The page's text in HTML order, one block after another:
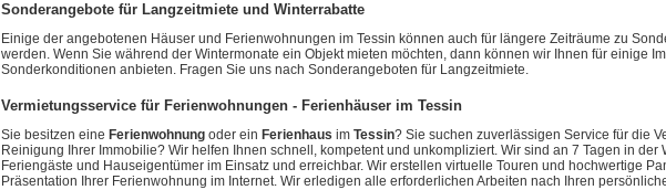
Sonderangebote für Langzeitmiete und Winterrabatte
Einige der angebotenen Häuser und Ferienwohnungen im Tessin können auch für längere Zeiträume zu
werden. Wenn Sie während der Wintermonate ein Objekt mieten möchten, dann können wir Ihnen für einige
Sonderkonditionen anbieten. Fragen Sie uns nach Sonderangeboten für Langzeitmiete.
Vermietungsservice für Ferienwohnungen - Ferienhäuser im Tessin
Sie besitzen eine Ferienwohnung oder ein Ferienhaus imTessin? Sie suchen zuverlässigen Service für die
Reinigung Ihrer Immobilie? Wir helfen Ihnen schnell, kompetent und unkompliziert. Wir sind an 7 Tagen in der
Feriengäste und Hauseigentümer im Einsatz und erreichbar. Wir erstellen virtuelle Touren und hochwertige
Präsentation Ihrer Ferienwohnung im Internet. Wir erledigen alle erforderlichen Arbeiten nach Ihren